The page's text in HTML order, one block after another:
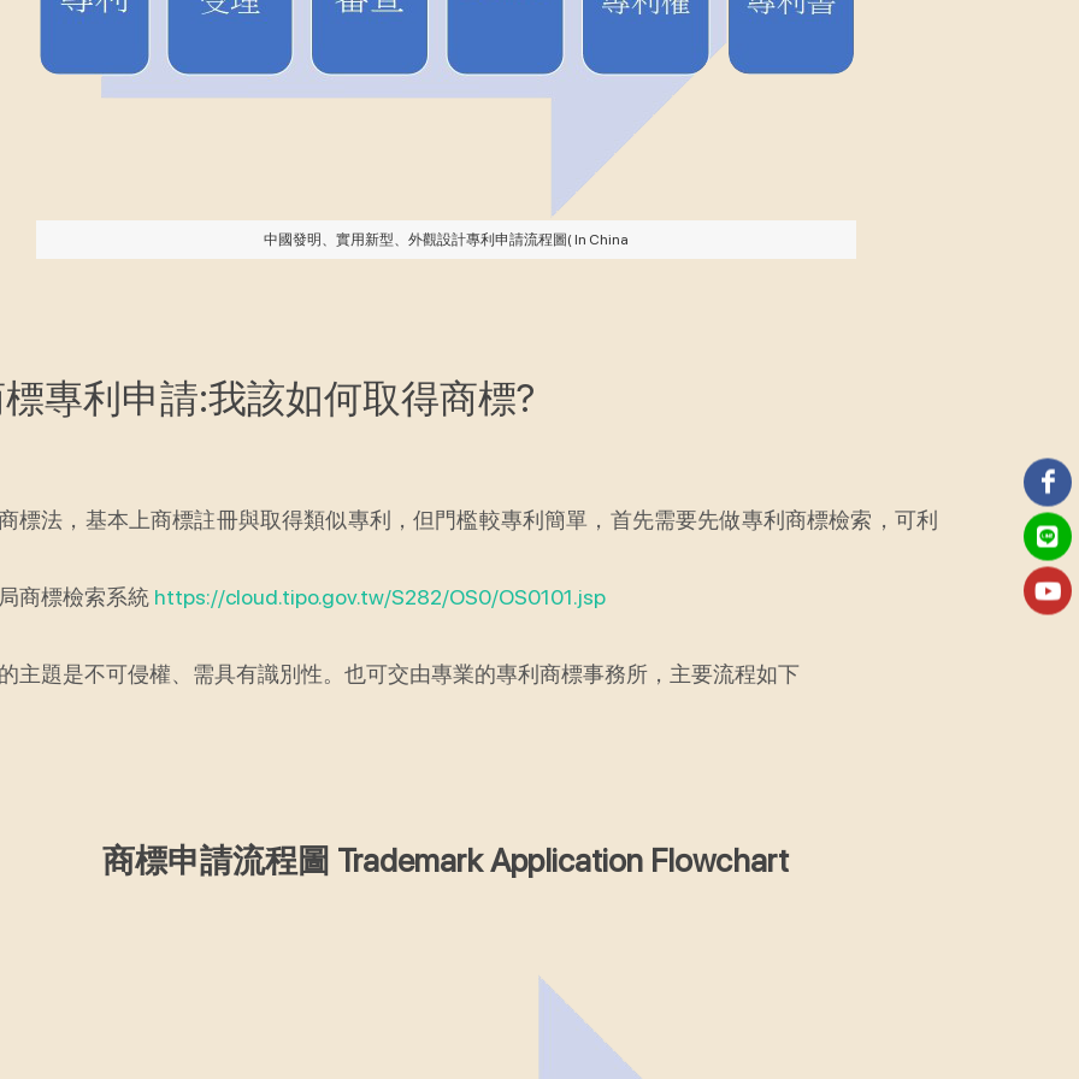
中國發明、實用新型、外觀設計專利申請流程圖( In China
專利申請:我該如何取得商標?
標法，基本上商標註冊與取得類似專利，但門檻較專利簡單，首先需要先做專利商標檢索，可利
商標檢索系統 https://cloud.tipo.gov.tw/S282/OS0/OS0101.jsp
主題是不可侵權、需具有識別性。也可交由專業的專利商標事務所，主要流程如下
商標申請流程圖 Trademark Application Flowchart